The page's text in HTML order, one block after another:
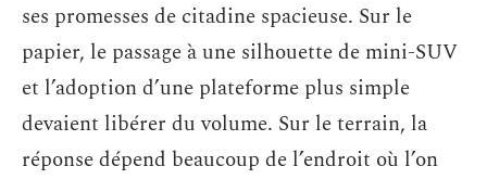
ses promesses de citadine spacieuse. Sur le
papier, le passage à une silhouette de mini-SUV
et l’adoption d’une plateforme plus simple
devaient libérer du volume. Sur le terrain, la
réponse dépend beaucoup de l’endroit où l’on